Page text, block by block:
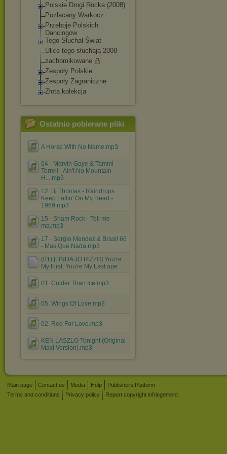
Polskie Drogi Rocka (2008)
Pozłacany Warkocz
Przeboje Polskich
Dancingow
Tego Słuchał Świat
Ulice tego słuchają 2008
zachomikowane
Zespoły Polskie
Zespoły Zagraniczne
Złota kolekcja
Ostatnio pobierane pliki
A Horse With No Name.mp3
04 - Marvin Gaye & Tammi
Terrell - Ain't No Mountain
H....mp3
12. Bj Thomas - Raindrops
Keep Fallin' On My Head -
1969.mp3
15 - Sham Rock - Tell me
ma.mp3
17 - Sergio Mendez & Brasil 66
- Mas Que Nada.mp3
(01) [LINDA JO RIZZO] You're
My First, You're My Last.ape
01. Colder Than Ice.mp3
05. Wings Of Love.mp3
02. Red For Love.mp3
KEN LASZLO Tonight (Original
Maxi Version).mp3
Main page Contact us Media Help
Publishers Platform
Terms and conditions
Privacy policy Report copyright infringement